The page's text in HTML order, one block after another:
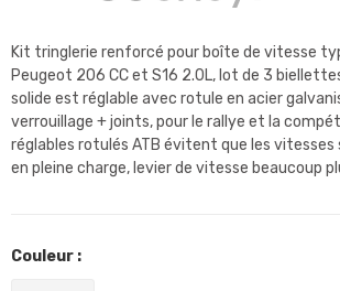
Kit tringlerie renforcé pour boîte de vitesse
Peugeot 206 CC et S16 2.0L, lot de 3
solide est réglable avec rotule en acier
verrouillage + joints, pour le rallye et la
réglables rotulés ATB évitent que les vitesses
en pleine charge, levier de vitesse beaucoup
Couleur :